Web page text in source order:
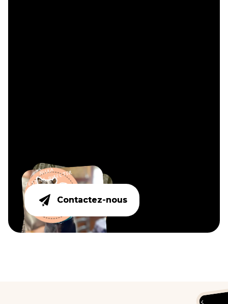
Contactez-nous
Contactez-nous